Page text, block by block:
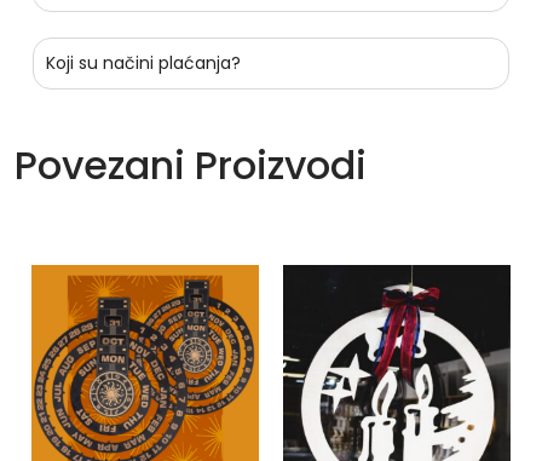
Koji su načini plaćanja?
Povezani Proizvodi